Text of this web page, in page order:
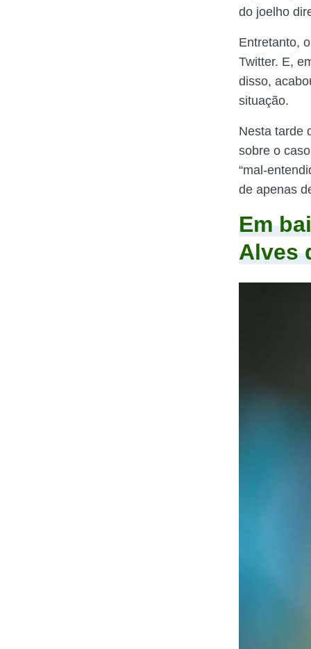
do joelho
Entretanto,
Twitter. E,
disso,
situação.
Nesta tarde
sobre o
“mal-
de apenas
Em
Alves